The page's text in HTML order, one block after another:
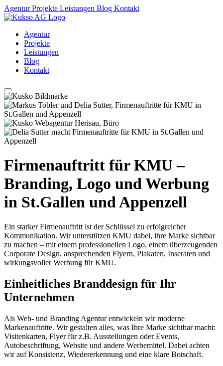
AgenturProjekte Leistungen Blog Kontakt
Agentur
Projekte
Leistungen
Blog
Kontakt
Firmenauftritt für KMU –
Branding, Logo und Werbung
in St.Gallen und Appenzell
Ein starker Firmenauftritt ist der Schlüssel zu erfolgreicher
Kommunikation. Wir unterstützen KMU dabei, ihre Marke sichtbar
zu machen – mit einem professionellen Logo, einem überzeugenden
Corporate Design, ansprechenden Flyern, Plakaten, Inseraten und
wirkungsvoller Werbung für KMU.
Einheitliches Branddesign für Ihr
Unternehmen
Als Web- und Branding Agentur entwickeln wir moderne
Markenauftritte. Wir gestalten alles, was Ihre Marke sichtbar macht:
Visitenkarten, Flyer für z.B. Ausstellungen oder Events,
Autobeschriftung, Website und andere Werbemittel. Dabei achten
wir auf Konsistenz, Wiedererkennung und eine klare Botschaft.